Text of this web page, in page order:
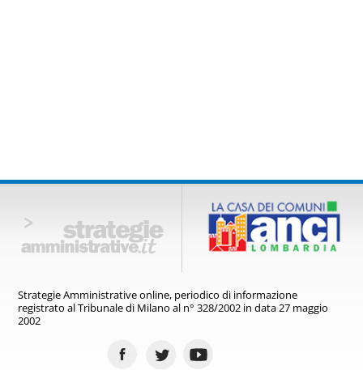
Strategie Amministrative online, periodico di informazione
registratoal Tribunale di Milano al n° 328/2002 in data 27 maggio
2002